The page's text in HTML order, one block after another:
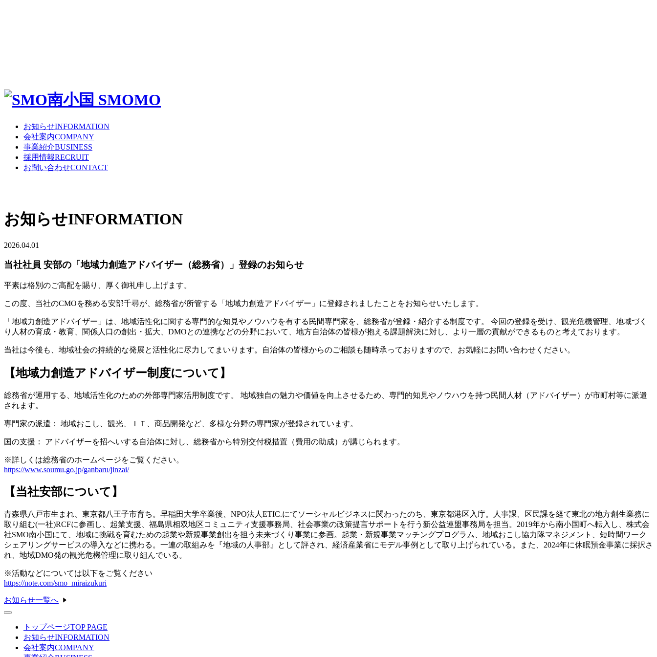
お知らせINFORMATION
会社案内COMPANY
事業紹介BUSINESS
採用情報RECRUIT
お問い合わせCONTACT
お知らせINFORMATION
2026.04.01
当社社員 安部の「地域力創造アドバイザー（総務省）」登録のお知らせ
平素は格別のご高配を賜り、厚く御礼申し上げます。
この度、当社のCMOを務める安部千尋が、総務省が所管する「地域力創造アドバイザー」に登録されましたことをお知らせいたします。
「地域力創造アドバイザー」は、地域活性化に関する専門的な知見やノウハウを有する民間専門家を、総務省が登録・紹介する制度です。 今回の登録を受け、観光危機管理、地域づく
り人材の育成・教育、関係人口の創出・拡大、DMOとの連携などの分野において、地方自治体の皆様が抱える課題解決に対し、より一層の貢献ができるものと考えております。
当社は今後も、地域社会の持続的な発展と活性化に尽力してまいります。自治体の皆様からのご相談も随時承っておりますので、お気軽にお問い合わせください。
【地域力創造アドバイザー制度について】
総務省が運用する、地域活性化のための外部専門家活用制度です。 地域独自の魅力や価値を向上させるため、専門的知見やノウハウを持つ民間人材（アドバイザー）が市町村等に派遣
されます。
専門家の派遣： 地域おこし、観光、ＩＴ、商品開発など、多様な分野の専門家が登録されています。
国の支援： アドバイザーを招へいする自治体に対し、総務省から特別交付税措置（費用の助成）が講じられます。
※詳しくは総務省のホームページをご覧ください。
https://www.soumu.go.jp/ganbaru/jinzai/
【当社安部について】
青森県八戸市生まれ、東京都八王子市育ち。早稲田大学卒業後、NPO法人ETIC.にてソーシャルビジネスに関わったのち、東京都港区入庁。人事課、区民課を経て東北の地方創生業務に
取り組む(一社)RCFに参画し、起業支援、福島県相双地区コミュニティ支援事務局、社会事業の政策提言サポートを行う新公益連盟事務局を担当。2019年から南小国町へ転入し、株式会
社SMO南小国にて、地域に挑戦を育むための起業や新規事業創出を担う未来づくり事業に参画。起業・新規事業マッチングプログラム、地域おこし協力隊マネジメント、短時間ワーク
シェアリングサービスの導入などに携わる。一連の取組みを『地域の人事部』として評され、経済産業省にモデル事例として取り上げられている。また、2024年に休眠預金事業に採択さ
れ、地域DMO発の観光危機管理に取り組んでいる。
※活動などについては以下をご覧ください
https://note.com/smo_miraizukuri
お知らせ一覧へ
トップページTOP PAGE
お知らせINFORMATION
会社案内COMPANY